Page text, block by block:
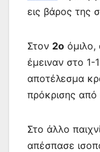
εις βάρος της
Στον 2ο όμιλο,
έμειναν στο
αποτέλεσμα
πρόκρισης από
Στο άλλο
απέσπασε